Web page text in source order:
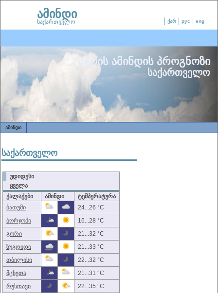
ქარ рус eng
ამინდი
საქართველო
7 დღის ამინდის პროგნოზი
საქართველო
ᲐᲛᲘᲜᲓᲘ
საქართველო
უდიდესი
ყველა
ქალაქები
ამინდი
ტემპერატურა
ბათუმი
24...26 °C
ბორჯომი
16...28 °C
გორი
21...32 °C
ზუგდიდი
21...33 °C
თბილისი
22...32 °C
მცხეთა
21...31 °C
რუსთავი
22...35 °C